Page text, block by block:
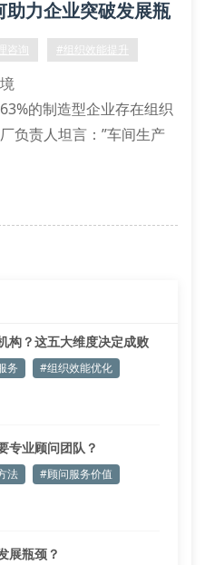
诊断、商业生态位分析及
某跨境电商企业为例
力企业突破发展瓶
咨询 #组织效能提升
的制造型企业存在组织
负责人坦言：”车间生产
润损失达营收的
3个冗余
构？这五大维度决定成败
务 #组织效能优化
专业顾问团队？
法 #顾问服务价值
展瓶颈？